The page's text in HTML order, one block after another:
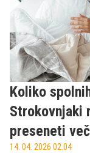
Koliko
Strokovnjaki
preseneti
14. 04. 2026 02.04